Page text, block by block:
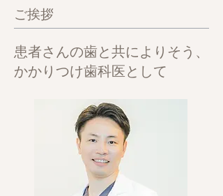
ご挨拶
患者さんの歯と共によりそう、
かかりつけ歯科医として